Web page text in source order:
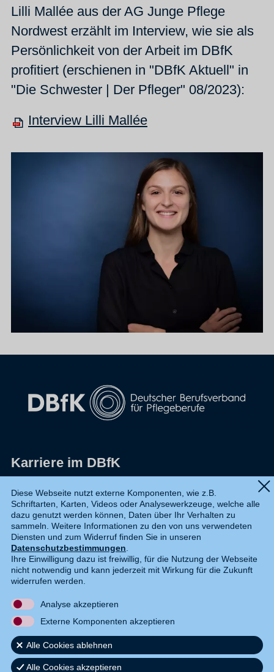
Lilli Mallée aus der AG Junge Pflege
Nordwest erzählt im Interview, wie sie als
Persönlichkeit von der Arbeit im DBfK
profitiert (erschienen in "DBfK Aktuell" in
"Die Schwester | Der Pfleger" 08/2023):
Interview Lilli Mallée
Karriere im DBfK
Datenschutz
Shop
Widerruf
Kontakt
DE EN
Diese Webseite nutzt externe Komponenten, wie z.B.
Schriftarten, Karten, Videos oder Analysewerkzeuge, welche alle
dazu genutzt werden können, Daten über Ihr Verhalten zu
sammeln. Weitere Informationen zu den von uns verwendeten
Diensten und zum Widerruf finden Sie in unseren
Datenschutzbestimmungen.
Ihre Einwilligung dazu ist freiwillig, für die Nutzung der Webseite
nicht notwendig und kann jederzeit mit Wirkung für die Zukunft
widerrufen werden.
Analyse akzeptieren
Externe Komponenten akzeptieren
Alle Cookies ablehnen
Alle Cookies akzeptieren